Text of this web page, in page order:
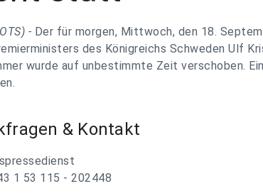
- Der für morgen, Mittwoch, den 18.
des Königreichs Schweden Ulf
wurde auf unbestimmte Zeit verschoben.
& Kontakt
1 53 115 - 202448